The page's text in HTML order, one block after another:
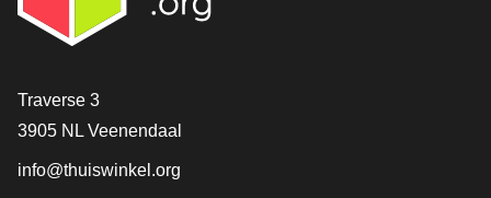
Contact
Traverse 3
3905 NL Veenendaal
info@thuiswinkel.org